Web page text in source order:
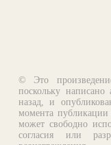
© Это
поскольку
назад, и
момента
может свободно
согласия или